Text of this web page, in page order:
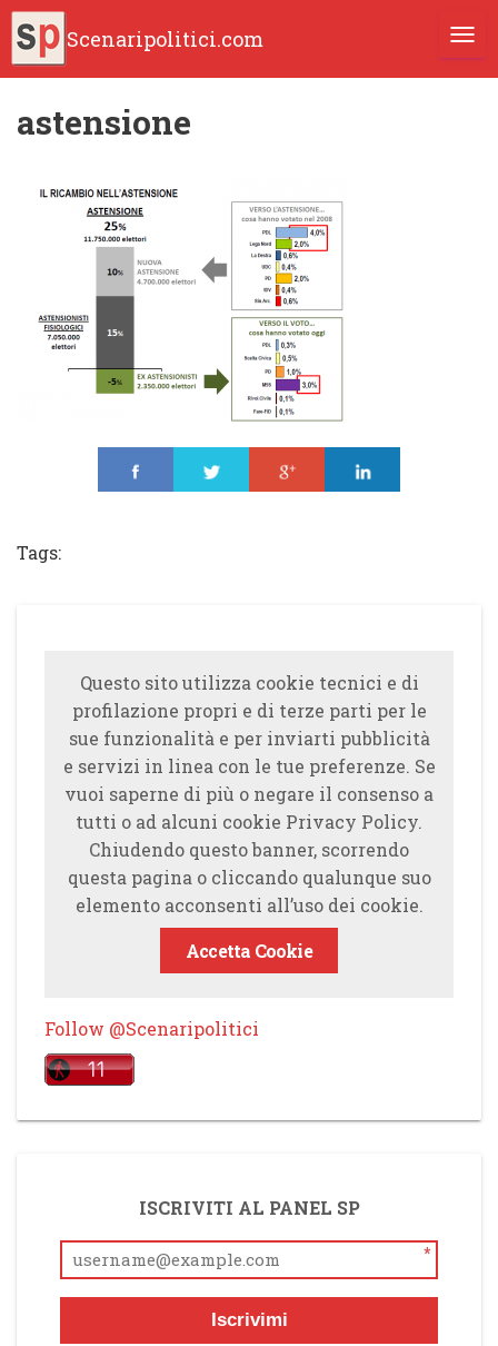
Scenaripolitici.com
astensione
Tags:
Questo sito utilizza cookie tecnici e di
profilazione propri e di terze parti per le
sue funzionalità e per inviarti pubblicità
e servizi in linea con le tue preferenze. Se
vuoi saperne di più o negare il consenso a
tutti o ad alcuni cookie Privacy Policy.
Chiudendo questo banner, scorrendo
questa pagina o cliccando qualunque suo
elemento acconsenti all’uso dei cookie.
Accetta Cookie
Follow @Scenaripolitici
ISCRIVITI AL PANEL SP
*
Iscrivimi